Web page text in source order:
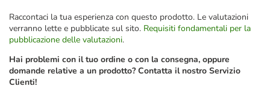
Raccontaci la tua esperienza con questo prodotto. Le valutazioni
verranno lette e pubblicate sul sito. Requisiti fondamentali per la
pubblicazione delle valutazioni.
Hai problemi con il tuo ordine o con la consegna, oppure
domande relative a un prodotto? Contatta il nostro Servizio
Clienti!